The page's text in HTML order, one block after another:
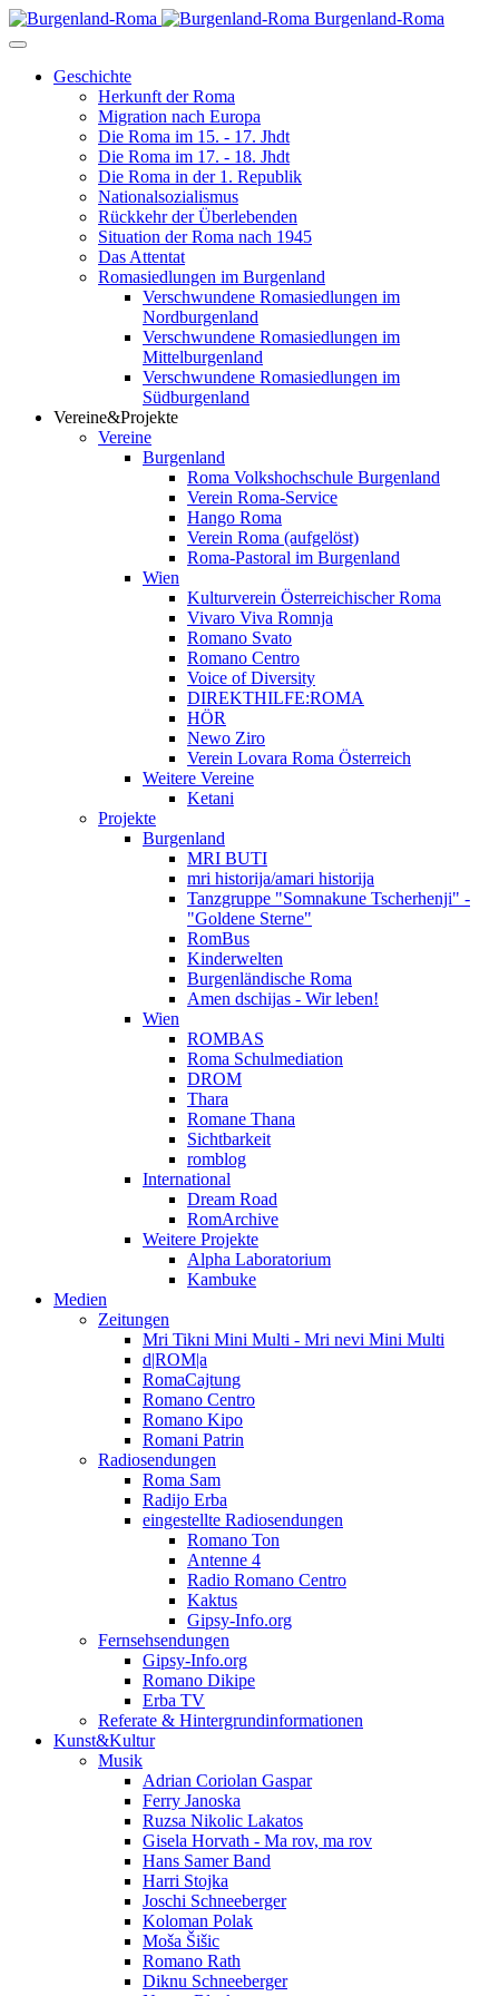
Burgenland-Roma
Geschichte
Herkunft der Roma
Migration nach Europa
Die Roma im 15. - 17. Jhdt
Die Roma im 17. - 18. Jhdt
Die Roma in der 1. Republik
Nationalsozialismus
Rückkehr der Überlebenden
Situation der Roma nach 1945
Das Attentat
Romasiedlungen im Burgenland
Verschwundene Romasiedlungen im
Nordburgenland
Verschwundene Romasiedlungen im
Mittelburgenland
Verschwundene Romasiedlungen im
Südburgenland
Vereine&Projekte
Vereine
Burgenland
Roma Volkshochschule Burgenland
Verein Roma-Service
Hango Roma
Verein Roma (aufgelöst)
Roma-Pastoral im Burgenland
Wien
Kulturverein Österreichischer Roma
Vivaro Viva Romnja
Romano Svato
Romano Centro
Voice of Diversity
DIREKTHILFE:ROMA
HÖR
Newo Ziro
Verein Lovara Roma Österreich
Weitere Vereine
Ketani
Projekte
Burgenland
MRI BUTI
mri historija/amari historija
Tanzgruppe "Somnakune Tscherhenji" -
"Goldene Sterne"
RomBus
Kinderwelten
Burgenländische Roma
Amen dschijas - Wir leben!
Wien
ROMBAS
Roma Schulmediation
DROM
Thara
Romane Thana
Sichtbarkeit
romblog
International
Dream Road
RomArchive
Weitere Projekte
Alpha Laboratorium
Kambuke
Medien
Zeitungen
Mri Tikni Mini Multi - Mri nevi Mini Multi
d|ROM|a
RomaCajtung
Romano Centro
Romano Kipo
Romani Patrin
Radiosendungen
Roma Sam
Radijo Erba
eingestellte Radiosendungen
Romano Ton
Antenne 4
Radio Romano Centro
Kaktus
Gipsy-Info.org
Fernsehsendungen
Gipsy-Info.org
Romano Dikipe
Erba TV
Referate & Hintergrundinformationen
Kunst&Kultur
Musik
Adrian Coriolan Gaspar
Ferry Janoska
Ruzsa Nikolic Lakatos
Gisela Horvath - Ma rov, ma rov
Hans Samer Band
Harri Stojka
Joschi Schneeberger
Koloman Polak
Moša Šišic
Romano Rath
Diknu Schneeberger